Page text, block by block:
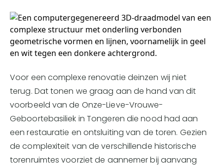
Voor een complexe renovatie deinzen wij niet
terug. Dat tonen we graag aan de hand van dit
voorbeeld van de Onze-Lieve-Vrouwe-
Geboortebasiliek in Tongeren die nood had aan
een restauratie en ontsluiting van de toren. Gezien
de complexiteit van de verschillende historische
torenruimtes voorziet de aannemer bij aanvang